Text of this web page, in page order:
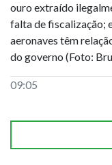
ouro extraído
falta de fiscalização;
aeronaves têm
do governo (Foto:
09:05